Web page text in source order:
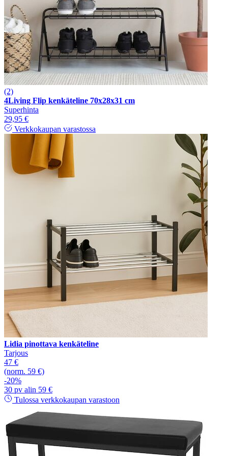
(2)
4Living Flip kenkäteline 70x28x31 cm
Superhinta
29,95 €
Verkkokaupan varastossa
Lidia pinottava kenkäteline
Tarjous
47 €
(norm. 59 €)
-20%
30 pv alin 59 €
Tulossa verkkokaupan varastoon